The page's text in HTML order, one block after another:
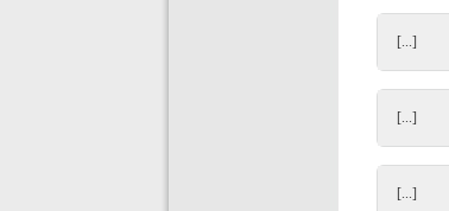
[...]
[...]
[...]